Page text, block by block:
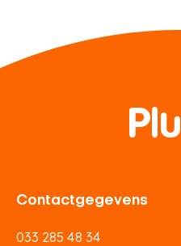
Contactgegevens
033 285 48 34